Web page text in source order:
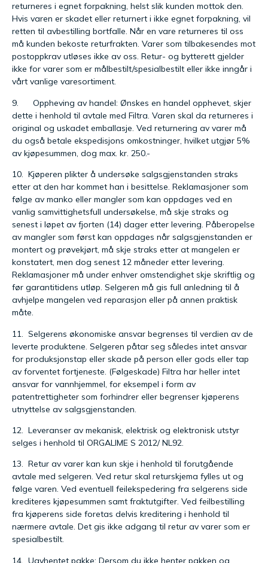
returneres i egnet forpakning, helst slik kunden mottok den.
Hvis varen er skadet eller returnert i ikke egnet forpakning, vil
retten til avbestilling bortfalle. Når en vare returneres til oss
må kunden bekoste returfrakten. Varer som tilbakesendes mot
postoppkrav utløses ikke av oss. Retur- og bytterett gjelder
ikke for varer som er målbestilt/spesialbestilt eller ikke inngår i
vårt vanlige varesortiment.
9. Oppheving av handel: Ønskes en handel opphevet, skjer
dette i henhold til avtale med Filtra. Varen skal da returneres i
original og uskadet emballasje. Ved returnering av varer må
du også betale ekspedisjons omkostninger, hvilket utgjør 5%
av kjøpesummen, dog max. kr. 250.-
10. Kjøperen plikter å undersøke salgsgjenstanden straks
etter at den har kommet han i besittelse. Reklamasjoner som
følge av manko eller mangler som kan oppdages ved en
vanlig samvittighetsfull undersøkelse, må skje straks og
senest i løpet av fjorten (14) dager etter levering. Påberopelse
av mangler som først kan oppdages når salgsgjenstanden er
montert og prøvekjørt, må skje straks etter at mangelen er
konstatert, men dog senest 12 måneder etter levering.
Reklamasjoner må under enhver omstendighet skje skriftlig og
før garantitidens utløp. Selgeren må gis full anledning til å
avhjelpe mangelen ved reparasjon eller på annen praktisk
måte.
11. Selgerens økonomiske ansvar begrenses til verdien av de
leverte produktene. Selgeren påtar seg således intet ansvar
for produksjonstap eller skade på person eller gods eller tap
av forventet fortjeneste. (Følgeskade) Filtra har heller intet
ansvar for vannhjemmel, for eksempel i form av
patentrettigheter som forhindrer eller begrenser kjøperens
utnyttelse av salgsgjenstanden.
12. Leveranser av mekanisk, elektrisk og elektronisk utstyr
selges i henhold til ORGALIME S 2012/ NL92.
13. Retur av varer kan kun skje i henhold til forutgående
avtale med selgeren. Ved retur skal returskjema fylles ut og
følge varen. Ved eventuell feilekspedering fra selgerens side
krediteres kjøpesummen samt fraktutgifter. Ved feilbestilling
fra kjøperens side foretas delvis kreditering i henhold til
nærmere avtale. Det gis ikke adgang til retur av varer som er
spesialbestilt.
14. Uavhentet pakke: Dersom du ikke henter pakken og